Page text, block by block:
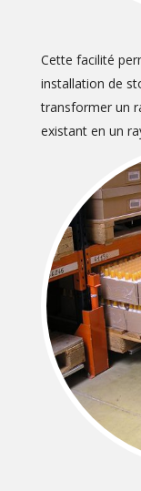
Cette facilité
installation de
transformer un
existant en un